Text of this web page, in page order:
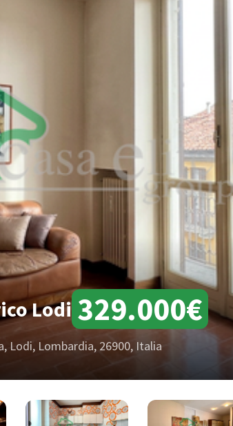
Lodi 329.000€
Lodi, Lombardia, 26900, Italia